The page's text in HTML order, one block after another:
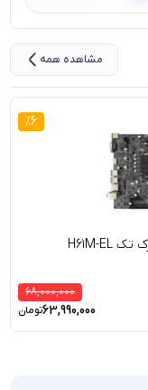
مشاهده همه
6
%
68,000,000
63,990,000تومان